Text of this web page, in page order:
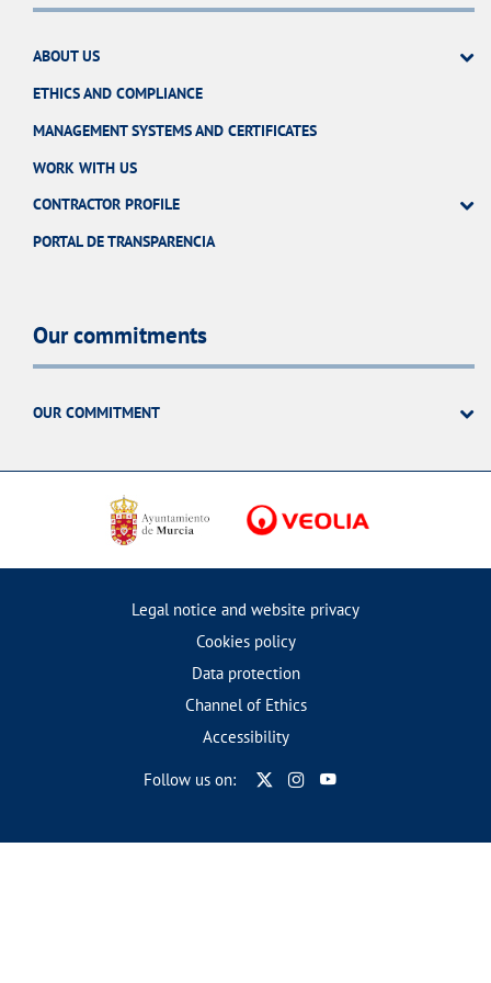
ABOUT US
ETHICS AND COMPLIANCE
MANAGEMENT SYSTEMS AND CERTIFICATES
WORK WITH US
CONTRACTOR PROFILE
PORTAL DE TRANSPARENCIA
Our commitments
OUR COMMITMENT
Legal notice and website privacy
Cookies policy
Data protection
Channel of Ethics
Accessibility
Follow us on: